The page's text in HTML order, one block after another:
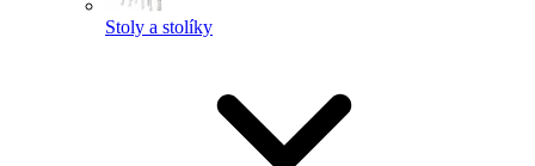
Stoly a stolíky